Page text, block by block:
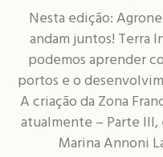
Nesta edição:
andam juntos! Terra
podemos aprender
portos e o
A criação da Zona
atualmente – Parte
Marina Annoni